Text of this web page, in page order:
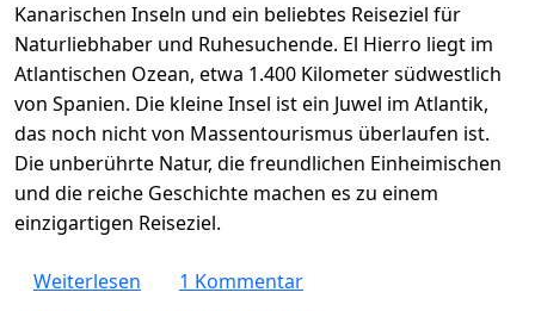
Kanarischen Inseln und ein beliebtes Reiseziel für
Naturliebhaber und Ruhesuchende. El Hierro liegt im
Atlantischen Ozean, etwa 1.400 Kilometer südwestlich
von Spanien. Die kleine Insel ist ein Juwel im Atlantik,
das noch nicht von Massentourismus überlaufen ist.
Die unberührte Natur, die freundlichen Einheimischen
und die reiche Geschichte machen es zu einem
einzigartigen Reiseziel.
Weiterlesen über El Hierro: Sehenswürdigkeiten,
1 Kommentar